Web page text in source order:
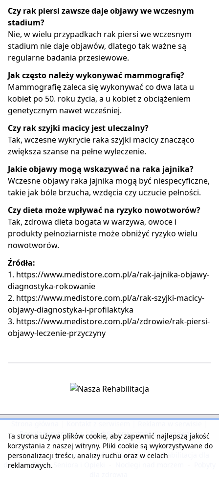
Czy rak piersi zawsze daje objawy we wczesnym
stadium?
Nie, w wielu przypadkach rak piersi we wczesnym
stadium nie daje objawów, dlatego tak ważne są
regularne badania przesiewowe.
Jak często należy wykonywać mammografię?
Mammografię zaleca się wykonywać co dwa lata u
kobiet po 50. roku życia, a u kobiet z obciążeniem
genetycznym nawet wcześniej.
Czy rak szyjki macicy jest uleczalny?
Tak, wczesne wykrycie raka szyjki macicy znacząco
zwiększa szanse na pełne wyleczenie.
Jakie objawy mogą wskazywać na raka jajnika?
Wczesne objawy raka jajnika mogą być niespecyficzne,
takie jak bóle brzucha, wzdęcia czy uczucie pełności.
Czy dieta może wpływać na ryzyko nowotworów?
Tak, zdrowa dieta bogata w warzywa, owoce i
produkty pełnoziarniste może obniżyć ryzyko wielu
nowotworów.
Źródła:
1. https://www.medistore.com.pl/a/rak-jajnika-objawy-
diagnostyka-rokowanie
2. https://www.medistore.com.pl/a/rak-szyjki-macicy-
objawy-diagnostyka-i-profilaktyka
3. https://www.medistore.com.pl/a/zdrowie/rak-piersi-
objawy-leczenie-przyczyny
Regulamin serwisu | Polityka prywatności | Logowanie
Warto zobaczyć: Turnusy rehabilitacyjne - Rehabilitacja dla
dzieci - Domy Seniora i Opieki
Ta strona używa plików cookie, aby zapewnić najlepszą jakość
korzystania z naszej witryny. Pliki cookie są wykorzystywane do
personalizacji treści, analizy ruchu oraz w celach
reklamowych.